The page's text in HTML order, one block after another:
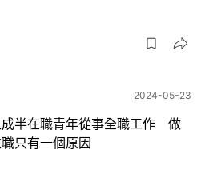
2024-05-23
成半在職青年從事全職工作 做
只有一個原因